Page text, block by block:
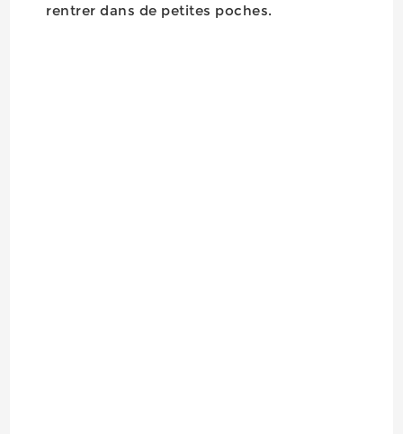
rentrer dans de petites poches.